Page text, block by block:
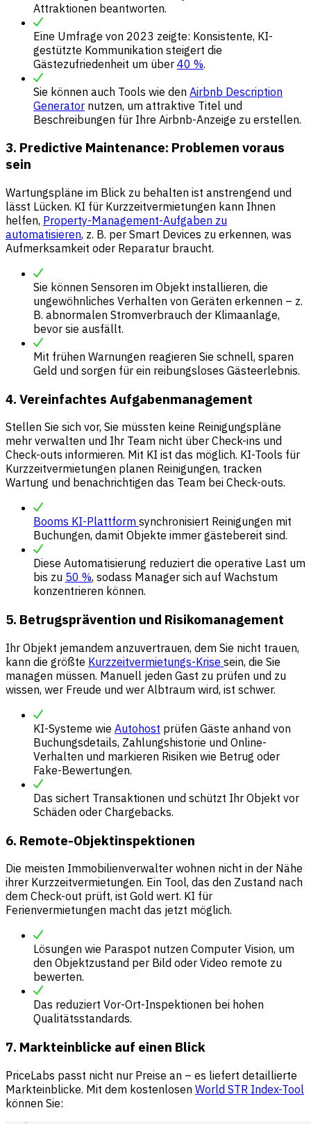
Attraktionen beantworten.
Eine Umfrage von 2023 zeigte: Konsistente, KI-
gestützte Kommunikation steigert die
Gästezufriedenheit um über 40 %.
Sie können auch Tools wie den Airbnb Description
Generator nutzen, um attraktive Titel und
Beschreibungen für Ihre Airbnb-Anzeige zu erstellen.
3. Predictive Maintenance: Problemen voraus
sein
Wartungspläne im Blick zu behalten ist anstrengend und
lässt Lücken. KI für Kurzzeitvermietungen kann Ihnen
helfen, Property-Management-Aufgaben zu
automatisieren, z. B. per Smart Devices zu erkennen, was
Aufmerksamkeit oder Reparatur braucht.
Sie können Sensoren im Objekt installieren, die
ungewöhnliches Verhalten von Geräten erkennen – z.
B. abnormalen Stromverbrauch der Klimaanlage,
bevor sie ausfällt.
Mit frühen Warnungen reagieren Sie schnell, sparen
Geld und sorgen für ein reibungsloses Gästeerlebnis.
4. Vereinfachtes Aufgabenmanagement
Stellen Sie sich vor, Sie müssten keine Reinigungspläne
mehr verwalten und Ihr Team nicht über Check-ins und
Check-outs informieren. Mit KI ist das möglich. KI-Tools für
Kurzzeitvermietungen planen Reinigungen, tracken
Wartung und benachrichtigen das Team bei Check-outs.
Booms KI-Plattform synchronisiert Reinigungen mit
Buchungen, damit Objekte immer gästebereit sind.
Diese Automatisierung reduziert die operative Last um
bis zu 50 %, sodass Manager sich auf Wachstum
konzentrieren können.
5. Betrugsprävention und Risikomanagement
Ihr Objekt jemandem anzuvertrauen, dem Sie nicht trauen,
kann die größte Kurzzeitvermietungs-Krise sein, die Sie
managen müssen. Manuell jeden Gast zu prüfen und zu
wissen, wer Freude und wer Albtraum wird, ist schwer.
KI-Systeme wie Autohost prüfen Gäste anhand von
Buchungsdetails, Zahlungshistorie und Online-
Verhalten und markieren Risiken wie Betrug oder
Fake-Bewertungen.
Das sichert Transaktionen und schützt Ihr Objekt vor
Schäden oder Chargebacks.
6. Remote-Objektinspektionen
Die meisten Immobilienverwalter wohnen nicht in der Nähe
ihrer Kurzzeitvermietungen. Ein Tool, das den Zustand nach
dem Check-out prüft, ist Gold wert. KI für
Ferienvermietungen macht das jetzt möglich.
Lösungen wie Paraspot nutzen Computer Vision, um
den Objektzustand per Bild oder Video remote zu
bewerten.
Das reduziert Vor-Ort-Inspektionen bei hohen
Qualitätsstandards.
7. Markteinblicke auf einen Blick
PriceLabs passt nicht nur Preise an – es liefert detaillierte
Markteinblicke. Mit dem kostenlosen World STR Index-Tool
können Sie: